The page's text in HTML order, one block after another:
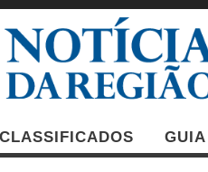
CLASSIFICADOS